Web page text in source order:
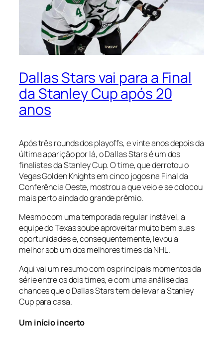
Dallas Stars vai para a Final
da Stanley Cup após 20
anos
Após trêsroundsdosplayoffs, e vinte anos depois da
última aparição por lá, o Dallas Stars é um dos
finalistas da Stanley Cup. O time, que derrotou o
Vegas Golden Knights em cinco jogos na Final da
Conferência Oeste, mostrou a que veio e se colocou
mais perto ainda do grande prêmio.
Mesmo com uma temporada regular instável, a
equipe do Texas soube aproveitar muito bem suas
oportunidades e, consequentemente, levou a
melhor sob um dos melhores times da NHL.
Aqui vai um resumo com os principais momentos da
série entre os dois times, e com uma análise das
chances que o Dallas Stars tem de levar a Stanley
Cup para casa.
Um início incerto